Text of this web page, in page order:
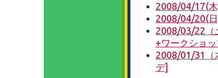
2008/04/17(
2008/04/20(
2008/03/22（
+ワークショ
2008/01/31（
デ]